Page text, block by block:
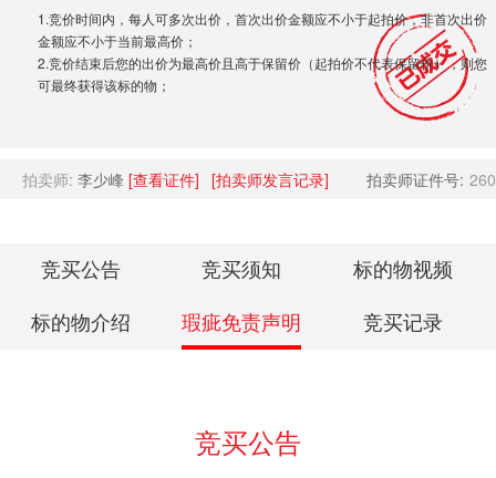
1.竞价时间内，每人可多次出价，首次出价金额应不小于起拍价，非首次出价
金额应不小于当前最高价；
2.竞价结束后您的出价为最高价且高于保留价（起拍价不代表保留价），则您
可最终获得该标的物；
拍卖师: 李少峰 [查看证件] [拍卖师发言记录] 拍卖师证件号:
竞买公告 竞买须知 标的物视频
标的物介绍 瑕疵免责声明 竞买记录
竞买公告